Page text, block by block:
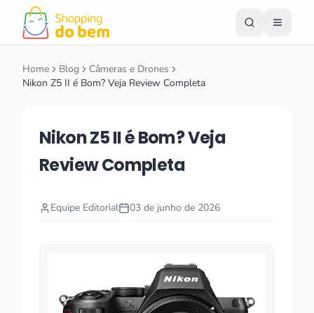
Home Blog
Câmeras e Drones
Nikon Z5 II é Bom? Veja Review Completa
Nikon Z5 II é Bom? Veja
Review Completa
Equipe Editorial 03 de junho de 2026